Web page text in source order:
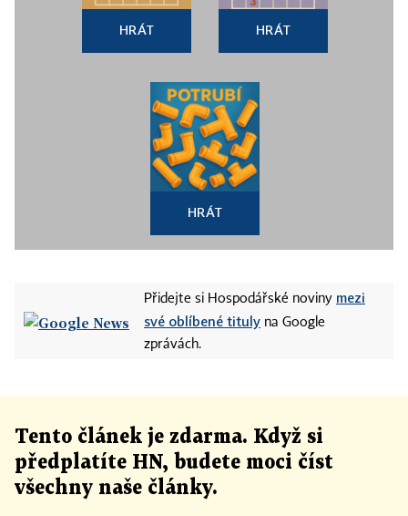
HRÁT HRÁT
HRÁT
Přidejte si Hospodářské noviny mezi
své oblíbené tituly na Google
zprávách.
Tento článek je zdarma. Když si
předplatíte HN, budete moci číst
všechny naše články.